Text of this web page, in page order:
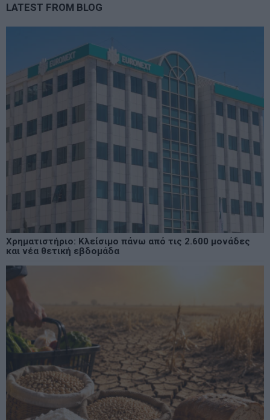
LATEST FROM BLOG
Χρηματιστήριο: Κλείσιμο πάνω από τις 2.600 μονάδες
και νέα θετική εβδομάδα